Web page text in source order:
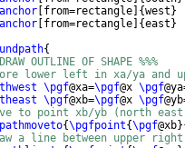
from=rectangle {west }
from=rectangle {east }
{
DRAW OUTLINE OF SHAPE %%%
lower left in xa/ya and
\pgf@xa=\pgf@x \pgf
\pgf@xb=\pgf@x \pgf
to point xb/yb (north
{\pgfpoint{\pgf@xb}
a line between upper